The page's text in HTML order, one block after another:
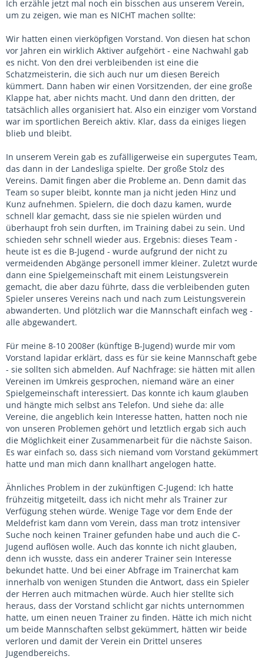
Ich erzähle jetzt mal noch ein bisschen aus unserem Verein,
um zu zeigen, wie man es NICHT machen sollte:
Wir hatten einen vierköpfigen Vorstand. Von diesen hat schon
vor Jahren ein wirklich Aktiver aufgehört - eine Nachwahl gab
es nicht. Von den drei verbleibenden ist eine die
Schatzmeisterin, die sich auch nur um diesen Bereich
kümmert. Dann haben wir einen Vorsitzenden, der eine große
Klappe hat, aber nichts macht. Und dann den dritten, der
tatsächlich alles organisiert hat. Also ein einziger vom Vorstand
war im sportlichen Bereich aktiv. Klar, dass da einiges liegen
blieb und bleibt.
In unserem Verein gab es zufälligerweise ein supergutes Team,
das dann in der Landesliga spielte. Der große Stolz des
Vereins. Damit fingen aber die Probleme an. Denn damit das
Team so super bleibt, konnte man ja nicht jeden Hinz und
Kunz aufnehmen. Spielern, die doch dazu kamen, wurde
schnell klar gemacht, dass sie nie spielen würden und
überhaupt froh sein durften, im Training dabei zu sein. Und
schieden sehr schnell wieder aus. Ergebnis: dieses Team -
heute ist es die B-Jugend - wurde aufgrund der nicht zu
vermeidenden Abgänge personell immer kleiner. Zuletzt wurde
dann eine Spielgemeinschaft mit einem Leistungsverein
gemacht, die aber dazu führte, dass die verbleibenden guten
Spieler unseres Vereins nach und nach zum Leistungsverein
abwanderten. Und plötzlich war die Mannschaft einfach weg -
alle abgewandert.
Für meine 8-10 2008er (künftige B-Jugend) wurde mir vom
Vorstand lapidar erklärt, dass es für sie keine Mannschaft gebe
- sie sollten sich abmelden. Auf Nachfrage: sie hätten mit allen
Vereinen im Umkreis gesprochen, niemand wäre an einer
Spielgemeinschaft interessiert. Das konnte ich kaum glauben
und hängte mich selbst ans Telefon. Und siehe da: alle
Vereine, die angeblich kein Interesse hatten, hatten noch nie
von unseren Problemen gehört und letztlich ergab sich auch
die Möglichkeit einer Zusammenarbeit für die nächste Saison.
Es war einfach so, dass sich niemand vom Vorstand gekümmert
hatte und man mich dann knallhart angelogen hatte.
Ähnliches Problem in der zukünftigen C-Jugend: Ich hatte
frühzeitig mitgeteilt, dass ich nicht mehr als Trainer zur
Verfügung stehen würde. Wenige Tage vor dem Ende der
Meldefrist kam dann vom Verein, dass man trotz intensiver
Suche noch keinen Trainer gefunden habe und auch die C-
Jugend auflösen wolle. Auch das konnte ich nicht glauben,
denn ich wusste, dass ein anderer Trainer sein Interesse
bekundet hatte. Und bei einer Abfrage im Trainerchat kam
innerhalb von wenigen Stunden die Antwort, dass ein Spieler
der Herren auch mitmachen würde. Auch hier stellte sich
heraus, dass der Vorstand schlicht gar nichts unternommen
hatte, um einen neuen Trainer zu finden. Hätte ich mich nicht
um beide Mannschaften selbst gekümmert, hätten wir beide
verloren und damit der Verein ein Drittel unseres
Jugendbereichs.